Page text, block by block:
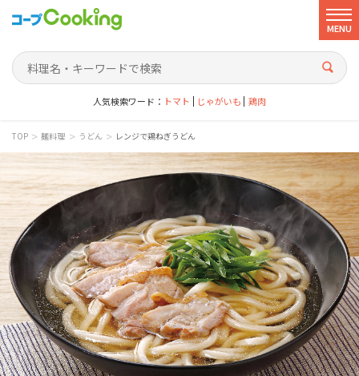
MENU
人気検索ワード： トマト じゃがいも 鶏肉
TOP > 麺料理 > うどん > レンジで鶏ねぎうどん